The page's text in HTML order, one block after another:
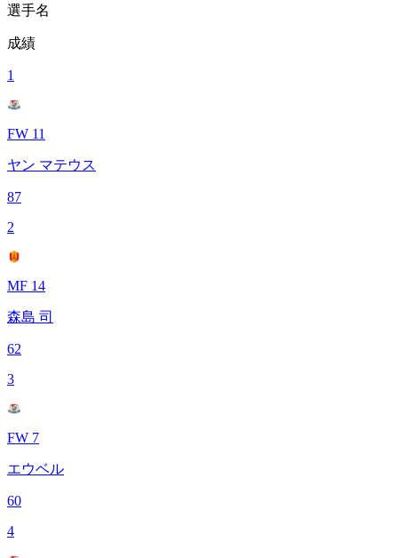
選手名
成績
1
FW 11
ヤン マテウス
87
2
MF 14
森島 司
62
3
FW 7
エウベル
60
4